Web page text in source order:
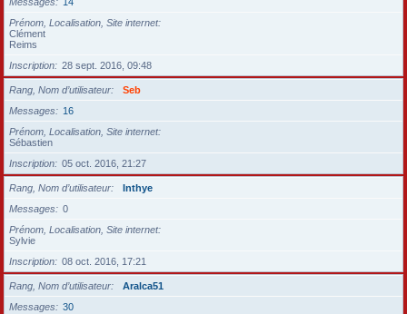
Prénom, Localisation, Site internet
Clément
Reims
Inscription
28 sept. 2016, 09:48
Rang, Nom d’utilisateur
Seb
Messages
16
Prénom, Localisation, Site internet
Sébastien
Inscription
05 oct. 2016, 21:27
Rang, Nom d’utilisateur
Inthye
Messages
0
Prénom, Localisation, Site internet
Sylvie
Inscription
08 oct. 2016, 17:21
Rang, Nom d’utilisateur
Aralca51
Messages
30